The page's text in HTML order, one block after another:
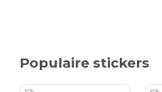
Populaire stickers